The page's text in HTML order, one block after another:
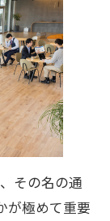
その名の通
が極めて重要